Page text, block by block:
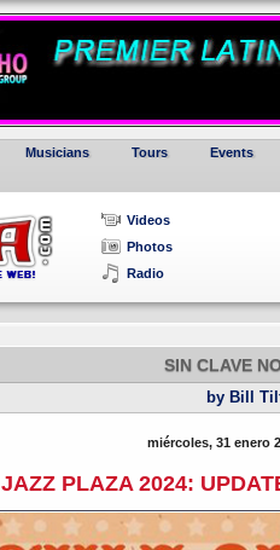
Musicians Tours Events
Videos
Photos
Radio
SIN CLAVE
by Bill
miércoles, 31 enero
JAZZ PLAZA 2024: